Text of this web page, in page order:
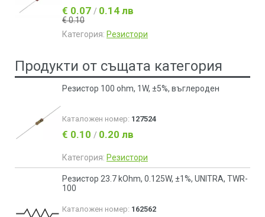
€ 0.07 / 0.14 лв
€ 0.10
Категория: Резистори
Продукти от същата категория
Резистор 100 ohm, 1W, ±5%, въглероден
Каталожен номер: 127524
€ 0.10 / 0.20 лв
Категория: Резистори
Резистор 23.7 kOhm, 0.125W, ±1%, UNITRA, ТWR-
100
Каталожен номер: 162562